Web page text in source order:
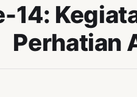
14:
Perhatian